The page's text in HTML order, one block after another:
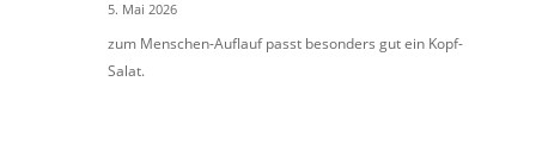
5. Mai 2026
zum Menschen-Auflauf passt besonders gut ein Kopf-
Salat.